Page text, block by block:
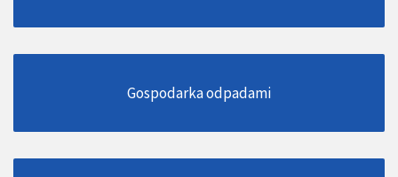
Gospodarka odpadami